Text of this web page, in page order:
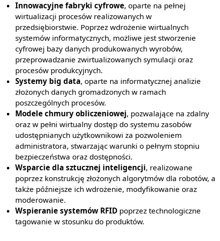
Innowacyjne fabryki cyfrowe, oparte na pełnej
wirtualizacji procesów realizowanych w
przedsiębiorstwie. Poprzez wdrożenie wirtualnych
systemów informatycznych, możliwe jest stworzenie
cyfrowej bazy danych produkowanych wyrobów,
przeprowadzanie zwirtualizowanych symulacji oraz
procesów produkcyjnych.
Systemy big data, oparte na informatycznej analizie
złożonych danych gromadzonych w ramach
poszczególnych procesów.
Modele chmury obliczeniowej, pozwalające na zdalny
oraz w pełni wirtualny dostęp do systemu zasobów
udostępnianych użytkownikowi za pozwoleniem
administratora, stwarzając warunki o pełnym stopniu
bezpieczeństwa oraz dostępności.
Wsparcie dla sztucznej inteligencji, realizowane
poprzez konstrukcję złożonych algorytmów dla robotów, a
także późniejsze ich wdrożenie, modyfikowanie oraz
moderowanie.
Wspieranie systemów RFID poprzez technologiczne
tagowanie w stosunku do produktów.